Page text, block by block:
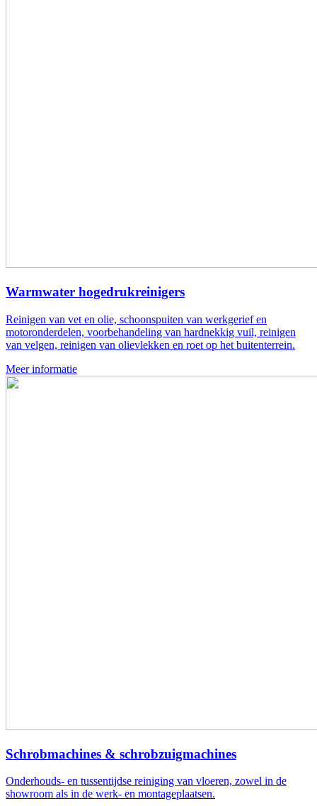
Warmwater hogedrukreinigers
Reinigen van vet en olie, schoonspuiten van werkgerief en
motoronderdelen, voorbehandeling van hardnekkig vuil, reinigen
van velgen, reinigen van olievlekken en roet op het buitenterrein.
Meer informatie
Schrobmachines & schrobzuigmachines
Onderhouds- en tussentijdse reiniging van vloeren, zowel in de
showroom als in de werk- en montageplaatsen.